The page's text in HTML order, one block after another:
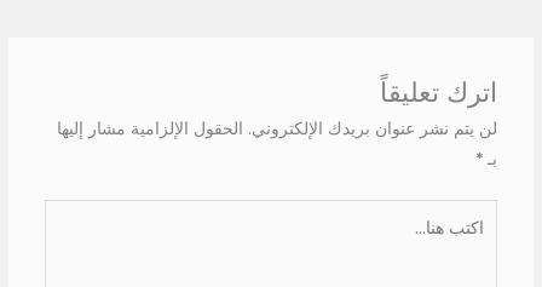
اترك تعليقاً
لن يتم نشر عنوان بريدك الإلكتروني. الحقول الإلزامية مشار إليها
بـ *